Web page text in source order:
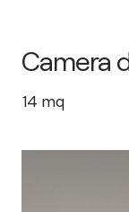
Camera
14 mq